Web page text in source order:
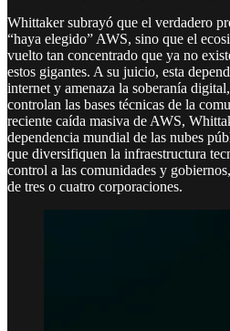
Whittaker subrayó que el verdadero
“haya elegido” AWS, sino que el
vuelto tan concentrado que ya no
estos gigantes. A su juicio, esta
internet y amenaza la soberanía
controlan las bases técnicas de la
reciente caída masiva de AWS,
dependencia mundial de las nubes
que diversifiquen la infraestructura
control a las comunidades y
de tres o cuatro corporaciones.